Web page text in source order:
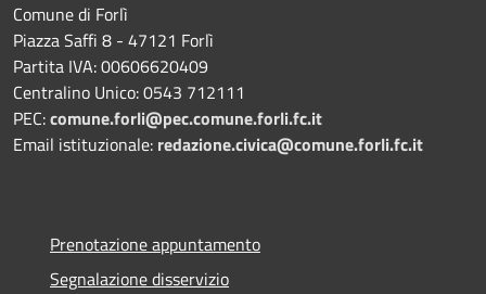
Comune di Forlì
Piazza Saffi 8 - 47121 Forlì
Partita IVA: 00606620409
Centralino Unico: 0543 712111
PEC:comune.forli@pec.comune.forli.fc.it
Email istituzionale: redazione.civica@comune.forli.fc.it
Prenotazione appuntamento
Segnalazione disservizio